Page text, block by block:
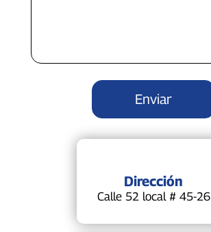
Dirección
Calle 52 local # 45-26